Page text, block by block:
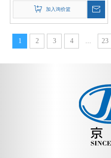
加入询价篮
1 2 3 4 ... 23